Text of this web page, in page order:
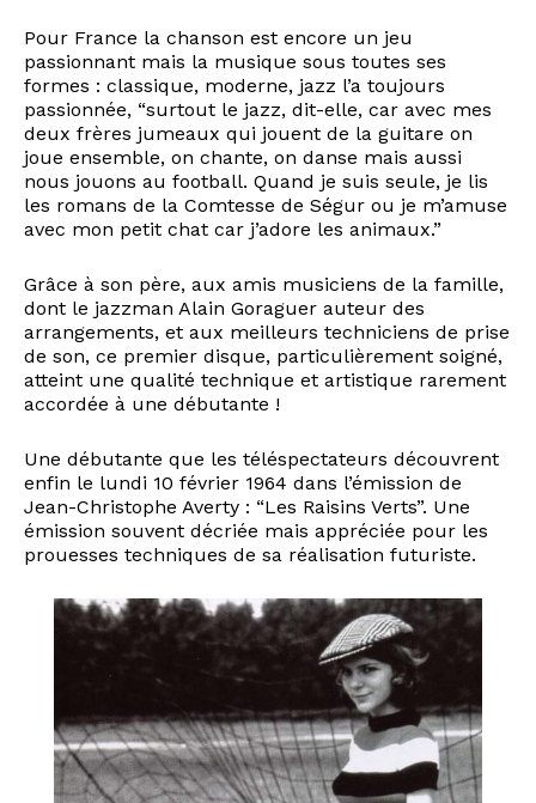
Pour France la chanson est encore un jeu
passionnant mais la musique sous toutes ses
formes : classique, moderne, jazz l’a toujours
passionnée, “surtout le jazz, dit-elle, car avec mes
deux frères jumeaux qui jouent de la guitare on
joue ensemble, on chante, on danse mais aussi
nous jouons au football. Quand je suis seule, je lis
les romans de la Comtesse de Ségur ou je m’amuse
avec mon petit chat car j’adore les animaux.”
Grâce à son père, aux amis musiciens de la famille,
dont le jazzman Alain Goraguer auteur des
arrangements, et aux meilleurs techniciens de prise
de son, ce premier disque, particulièrement soigné,
atteint une qualité technique et artistique rarement
accordée à une débutante !
Une débutante que les téléspectateurs découvrent
enfin le lundi 10 février 1964 dans l’émission de
Jean-Christophe Averty : “Les Raisins Verts”. Une
émission souvent décriée mais appréciée pour les
prouesses techniques de sa réalisation futuriste.